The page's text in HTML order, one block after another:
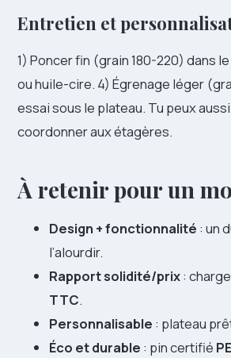
Entretien et
1) Poncer fin (grain 180-220) dans
ou huile-cire. 4) Égrenage léger
essai sous le plateau. Tu peux
coordonner aux étagères.
À retenir pour un
Design + fonctionnalité : un
l’alourdir.
Rapport solidité/prix:
TTC.
Personnalisable : plateau
Éco et durable : pin certifié